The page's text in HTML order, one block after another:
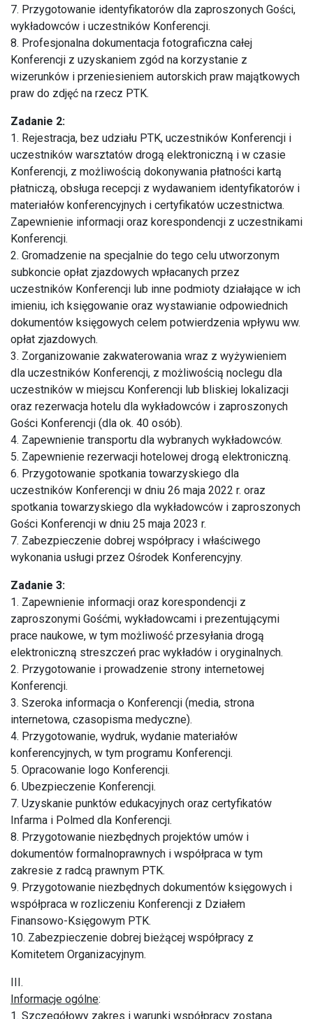
7. Przygotowanie identyfikatorów dla zaproszonych Gości,
wykładowców i uczestników Konferencji.
8. Profesjonalna dokumentacja fotograficzna całej
Konferencji z uzyskaniem zgód na korzystanie z
wizerunków i przeniesieniem autorskich praw majątkowych
praw do zdjęć na rzecz PTK.
Zadanie 2:
1. Rejestracja, bez udziału PTK, uczestników Konferencji i
uczestników warsztatów drogą elektroniczną i w czasie
Konferencji, z możliwością dokonywania płatności kartą
płatniczą, obsługa recepcji z wydawaniem identyfikatorów i
materiałów konferencyjnych i certyfikatów uczestnictwa.
Zapewnienie informacji oraz korespondencji z uczestnikami
Konferencji.
2. Gromadzenie na specjalnie do tego celu utworzonym
subkoncie opłat zjazdowych wpłacanych przez
uczestników Konferencji lub inne podmioty działające w ich
imieniu, ich księgowanie oraz wystawianie odpowiednich
dokumentów księgowych celem potwierdzenia wpływu ww.
opłat zjazdowych.
3. Zorganizowanie zakwaterowania wraz z wyżywieniem
dla uczestników Konferencji, z możliwością noclegu dla
uczestników w miejscu Konferencji lub bliskiej lokalizacji
oraz rezerwacja hotelu dla wykładowców i zaproszonych
Gości Konferencji (dla ok. 40 osób).
4. Zapewnienie transportu dla wybranych wykładowców.
5. Zapewnienie rezerwacji hotelowej drogą elektroniczną.
6. Przygotowanie spotkania towarzyskiego dla
uczestników Konferencji w dniu 26 maja 2022 r. oraz
spotkania towarzyskiego dla wykładowców i zaproszonych
Gości Konferencji w dniu 25 maja 2023 r.
7. Zabezpieczenie dobrej współpracy i właściwego
wykonania usługi przez Ośrodek Konferencyjny.
Zadanie 3:
1. Zapewnienie informacji oraz korespondencji z
zaproszonymi Gośćmi, wykładowcami i prezentującymi
prace naukowe, w tym możliwość przesyłania drogą
elektroniczną streszczeń prac wykładów i oryginalnych.
2. Przygotowanie i prowadzenie strony internetowej
Konferencji.
3. Szeroka informacja o Konferencji (media, strona
internetowa, czasopisma medyczne).
4. Przygotowanie, wydruk, wydanie materiałów
konferencyjnych, w tym programu Konferencji.
5. Opracowanie logo Konferencji.
6. Ubezpieczenie Konferencji.
7. Uzyskanie punktów edukacyjnych oraz certyfikatów
Infarma i Polmed dla Konferencji.
8. Przygotowanie niezbędnych projektów umów i
dokumentów formalnoprawnych i współpraca w tym
zakresie z radcą prawnym PTK.
9. Przygotowanie niezbędnych dokumentów księgowych i
współpraca w rozliczeniu Konferencji z Działem
Finansowo-Księgowym PTK.
10. Zabezpieczenie dobrej bieżącej współpracy z
Komitetem Organizacyjnym.
III.
Informacje ogólne:
1. Szczegółowy zakres i warunki współpracy zostaną